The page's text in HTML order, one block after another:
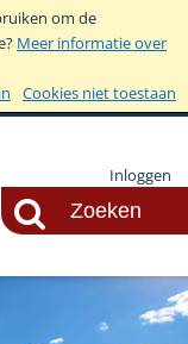
om de
Meer informatie over
Cookies niet toestaan
Inloggen